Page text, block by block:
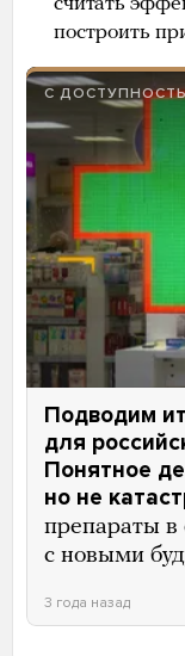
построить
С
Подводим
для
Понятное
но не
препараты в
с новыми
3 года назад